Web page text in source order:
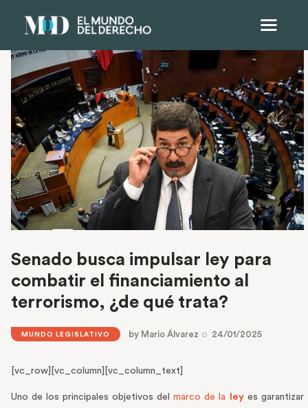
Senado busca impulsar ley para
combatir el financiamiento al
terrorismo, ¿de qué trata?
MUNDO LEGISLATIVO by Mario Álvarez 24/01/2025
[vc_row][vc_column][vc_column_text]
Uno de los principales objetivos delmarco de la leyes garantizar